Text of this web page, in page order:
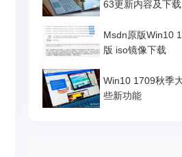
63更新内容及下载
Msdn原版Win10
版 iso镜像下载
Win10 1709秋季
些新功能